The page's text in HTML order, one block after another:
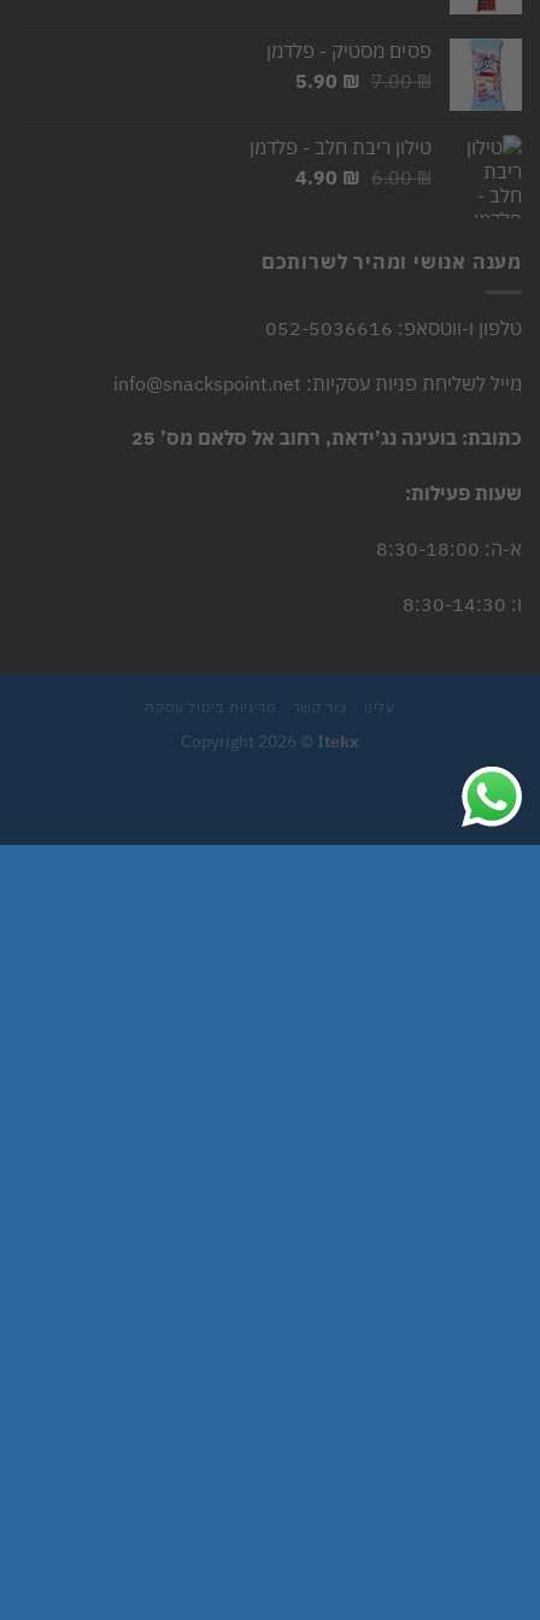
3.00 ₪.
2.50 ₪.
פסים מסטיק - פלדמן
7.00₪
המחיר
7.00 ₪.
5.90 ₪
המחיר
5.90 ₪.
טילון ריבת חלב - פלדמן
6.00₪
המחיר
6.00 ₪.
4.90 ₪
המחיר
4.90 ₪.
מענה אנושי ומהיר לשרותכם
טלפון ו-ווטסאפ: 052-5036616
מייל לשליחת פניות עסקיות: info@snackspoint.net
כתובת: בועינה נג’ידאת, רחוב אל סלאם מס’ 25
שעות פעילות:
א-ה: 8:30-18:00
ו: 8:30-14:30
עלינו צור קשר מדיניות ביטול עסקה
Copyright 2026 © Itekx